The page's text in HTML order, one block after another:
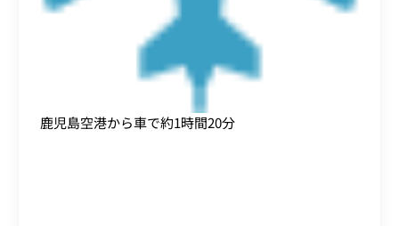
鹿児島空港から車で約1時間20分